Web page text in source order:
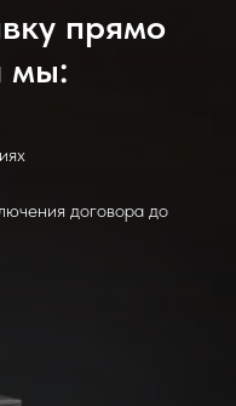
прямо
мы:
договора до